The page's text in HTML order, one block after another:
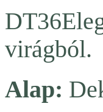
virágból.
Alap: